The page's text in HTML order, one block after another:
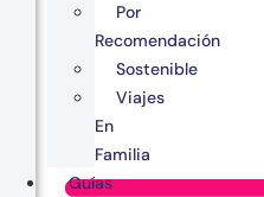
Por
Recomendación
Sostenible
Viajes
En
Familia
Guías